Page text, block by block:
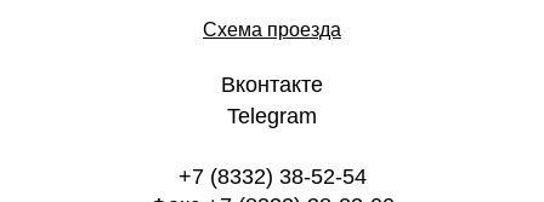
Схема проезда
Вконтакте
Telegram
+7 (8332) 38-52-54